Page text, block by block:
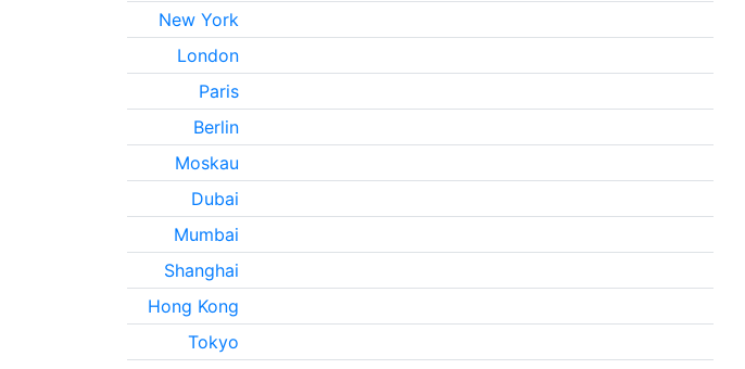
New York
London
Paris
Berlin
Moskau
Dubai
Mumbai
Shanghai
Hong Kong
Tokyo